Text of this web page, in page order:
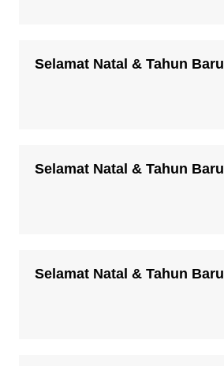
Selamat Natal & Tahun Baru
Selamat Natal & Tahun Baru
Selamat Natal & Tahun Baru